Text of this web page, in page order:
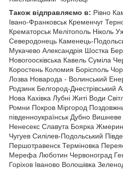
Також відправляємо в: Рівно
Івано-Франковськ Кременчуг
Крематорськ Мелітополь Ніколь
Северодонець Каменець-
Мукачево Александрія Шостка
Новогоосківська Кавель Суміла
Коростень Коломия Борісполь
Лозва Новарода - Волинський
Родзинк Белгород-Днестрівський
Нова Кахівка Лубні Житі Води
Ромни Покров Міргород
південноукраїнськ Дубно
Ненесекс Славута Боярка
Чугуев Силілев-Подольський
Першотравенск Терміновка
Мерефа Люботин Червоноград
Горіхов Іваново Волошівка